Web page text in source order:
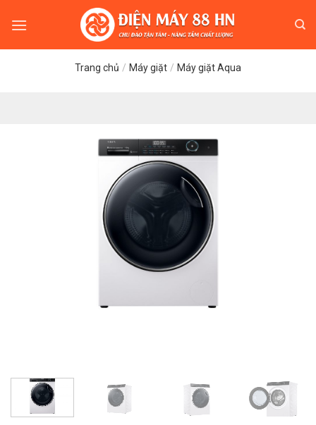
Trang chủ / Máy giặt / Máy giặt Aqua